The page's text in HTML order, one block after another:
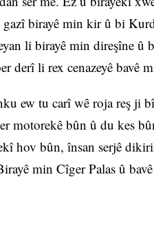
birayê min kir û bi
li birayê min direşîne û
derî li rex cenazeyê bavê
ew tu carî wê roja reş ji
motorekê bûn û du kes
hov bûn, însan serjê
min Cîger Palas û